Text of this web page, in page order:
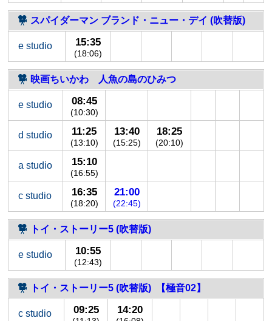
スパイダーマン ブランド・ニュー・デイ (吹替版)
e studio 15:35
(18:06)
映画ちいかわ 人魚の島のひみつ
e studio 08:45
(10:30)
d studio 11:25
(13:10)
13:40
(15:25)
18:25
(20:10)
a studio 15:10
(16:55)
c studio 16:35
(18:20)
21:00
(22:45)
トイ・ストーリー5 (吹替版)
e studio 10:55
(12:43)
トイ・ストーリー5 (吹替版) 【極音02】
c studio 09:25 14:20